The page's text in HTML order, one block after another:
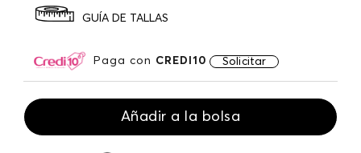
GUÍA DE TALLAS
Paga con CREDI10 Solicitar
Añadir a la bolsa